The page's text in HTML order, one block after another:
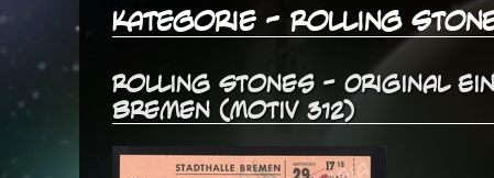
Kategorie - Rolling
Rolling Stones - Original
Bremen (Motiv 312)